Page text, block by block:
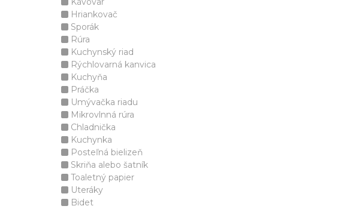
Hriankovač
Sporák
Rúra
Kuchynský riad
Rýchlovarná kanvica
Kuchyňa
Práčka
Umývačka riadu
Mikrovlnná rúra
Chladnička
Kuchynka
Posteľná bielizeň
Skriňa alebo šatník
Toaletný papier
Uteráky
Bidet